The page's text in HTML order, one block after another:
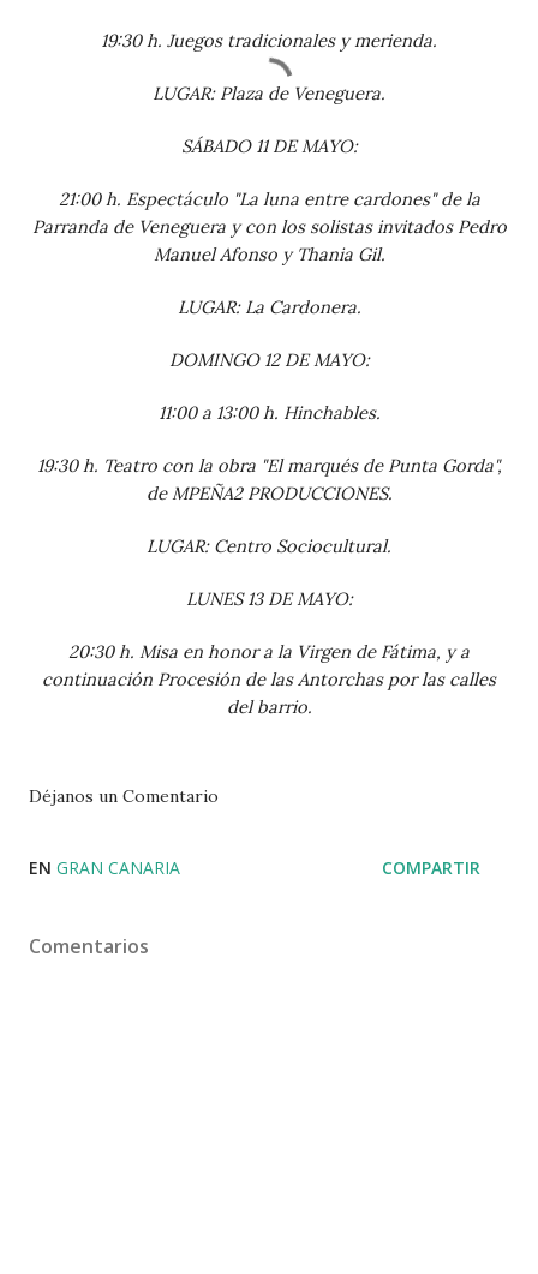
19:30 h. Juegos tradicionales y merienda.
LUGAR: Plaza de Veneguera.
SÁBADO 11 DE MAYO:
21:00 h. Espectáculo "La luna entre cardones" de la
Parranda de Veneguera y con los solistas invitados Pedro
Manuel Afonso y Thania Gil.
LUGAR: La Cardonera.
DOMINGO 12 DE MAYO:
11:00 a 13:00 h. Hinchables.
19:30 h. Teatro con la obra "El marqués de Punta Gorda",
de MPEÑA2 PRODUCCIONES.
LUGAR: Centro Sociocultural.
LUNES 13 DE MAYO:
20:30 h. Misa en honor a la Virgen de Fátima, y a
continuación Procesión de las Antorchas por las calles
del barrio.
Déjanos un Comentario
EN GRAN CANARIA COMPARTIR
Comentarios